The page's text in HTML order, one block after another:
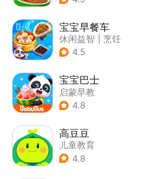
宝宝早餐车
休闲益智
烹饪
| 宝宝巴士
4.5
宝宝巴士
启蒙早教
| 儿童益智游戏
4.8
高豆豆
儿童教育
4.8